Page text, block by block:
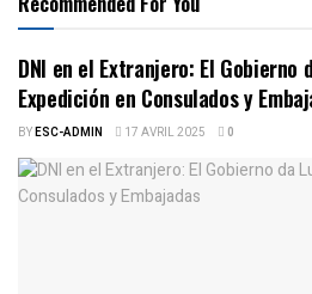
DNI en el Extranjero: El Gobierno
Expedición en Consulados y
BYESC-ADMIN 17 AVRIL 2025 0